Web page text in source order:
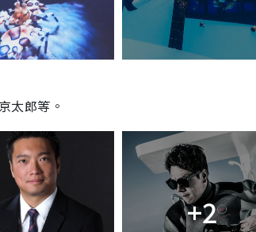
太郎等。
+2